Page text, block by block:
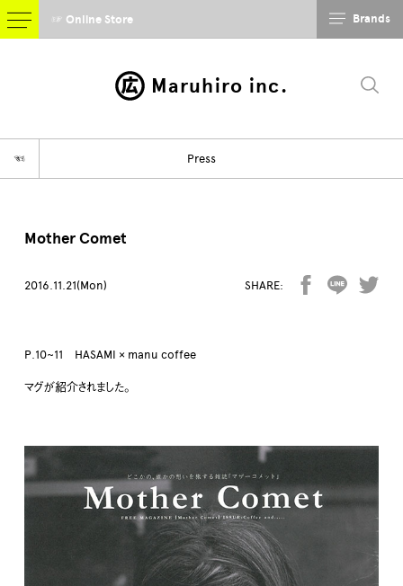
Maruhiro inc.
☞ Online Store Brands
Press
☜
Mother Comet
2016.11.21(Mon) SHARE:
P.10~11 HASAMI × manu coffee
マグが紹介されました。